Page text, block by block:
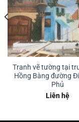
Tranh vẽ tường tại
Hồng Bàng đường
Phủ
Liên hệ